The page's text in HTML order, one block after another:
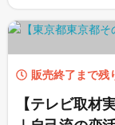
販売終了まで残
【テレビ取材